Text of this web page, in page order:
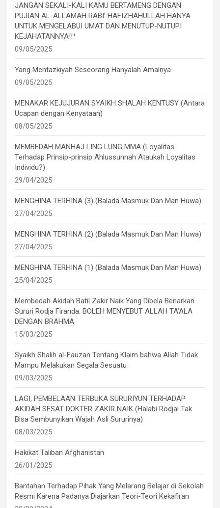
JANGAN SEKALI-KALI KAMU BERTAMENG DENGAN
PUJIAN AL-ALLAMAH RABI’ HAFIZHAHULLAH HANYA
UNTUK MENGELABUI UMAT DAN MENUTUP-NUTUPI
KEJAHATANNYA!!¹
09/05/2025
Yang Mentazkiyah Seseorang Hanyalah Amalnya
09/05/2025
MENAKAR KEJUJURAN SYAIKH SHALAH KENTUSY (Antara
Ucapan dengan Kenyataan)
08/05/2025
MEMBEDAH MANHAJ LING LUNG MMA (Loyalitas
Terhadap Prinsip-prinsip Ahlussunnah Ataukah Loyalitas
Individu?)
29/04/2025
MENGHINA TERHINA (3) (Balada Masmuk Dan Man Huwa)
27/04/2025
MENGHINA TERHINA (2) (Balada Masmuk Dan Man Huwa)
27/04/2025
MENGHINA TERHINA (1) (Balada Masmuk Dan Man Huwa)
25/04/2025
Membedah Akidah Batil Zakir Naik Yang Dibela Benarkan
Sururi Rodja Firanda: BOLEH MENYEBUT ALLAH TA’ALA
DENGAN BRAHMA
15/03/2025
Syaikh Shalih al-Fauzan Tentang Klaim bahwa Allah Tidak
Mampu Melakukan Segala Sesuatu
09/03/2025
LAGI, PEMBELAAN TERBUKA SURURIYUN TERHADAP
AKIDAH SESAT DOKTER ZAKIR NAIK (Halabi Rodjai Tak
Bisa Sembunyikan Wajah Asli Sururinya)
08/03/2025
Hakikat Taliban Afghanistan
26/01/2025
Bantahan Terhadap Pihak Yang Melarang Belajar di Sekolah
Resmi Karena Padanya Diajarkan Teori-Teori Kekafiran